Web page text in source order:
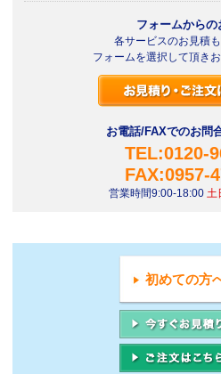
フォームからの
各サービスのお見積
フォームを選択して頂き
お電話/FAXでのお問
TEL:0120-
FAX:0957-
営業時間9:00-18:00 土
初めての方